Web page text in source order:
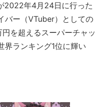
2022年4月24日に行った
バー（VTuber）としての
を超えるスーパーチャッ
界ランキング1位に輝い